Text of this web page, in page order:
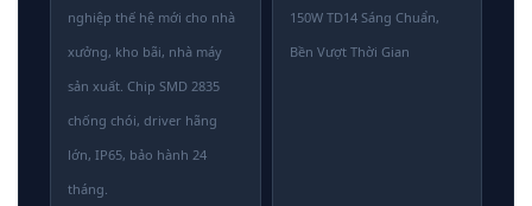
nghiệp thế hệ mới cho nhà
xưởng, kho bãi, nhà máy
sản xuất. Chip SMD 2835
chống chói, driver hãng
lớn, IP65, bảo hành 24
tháng.
150W TD14 Sáng Chuẩn,
Bền Vượt Thời Gian